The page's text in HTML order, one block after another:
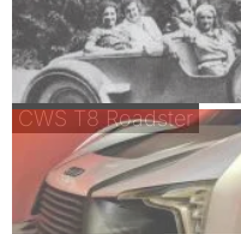
CWS T8 Roadster